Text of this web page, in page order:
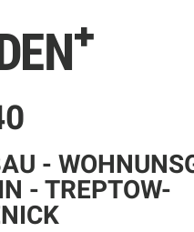
-
- TREPTOW-